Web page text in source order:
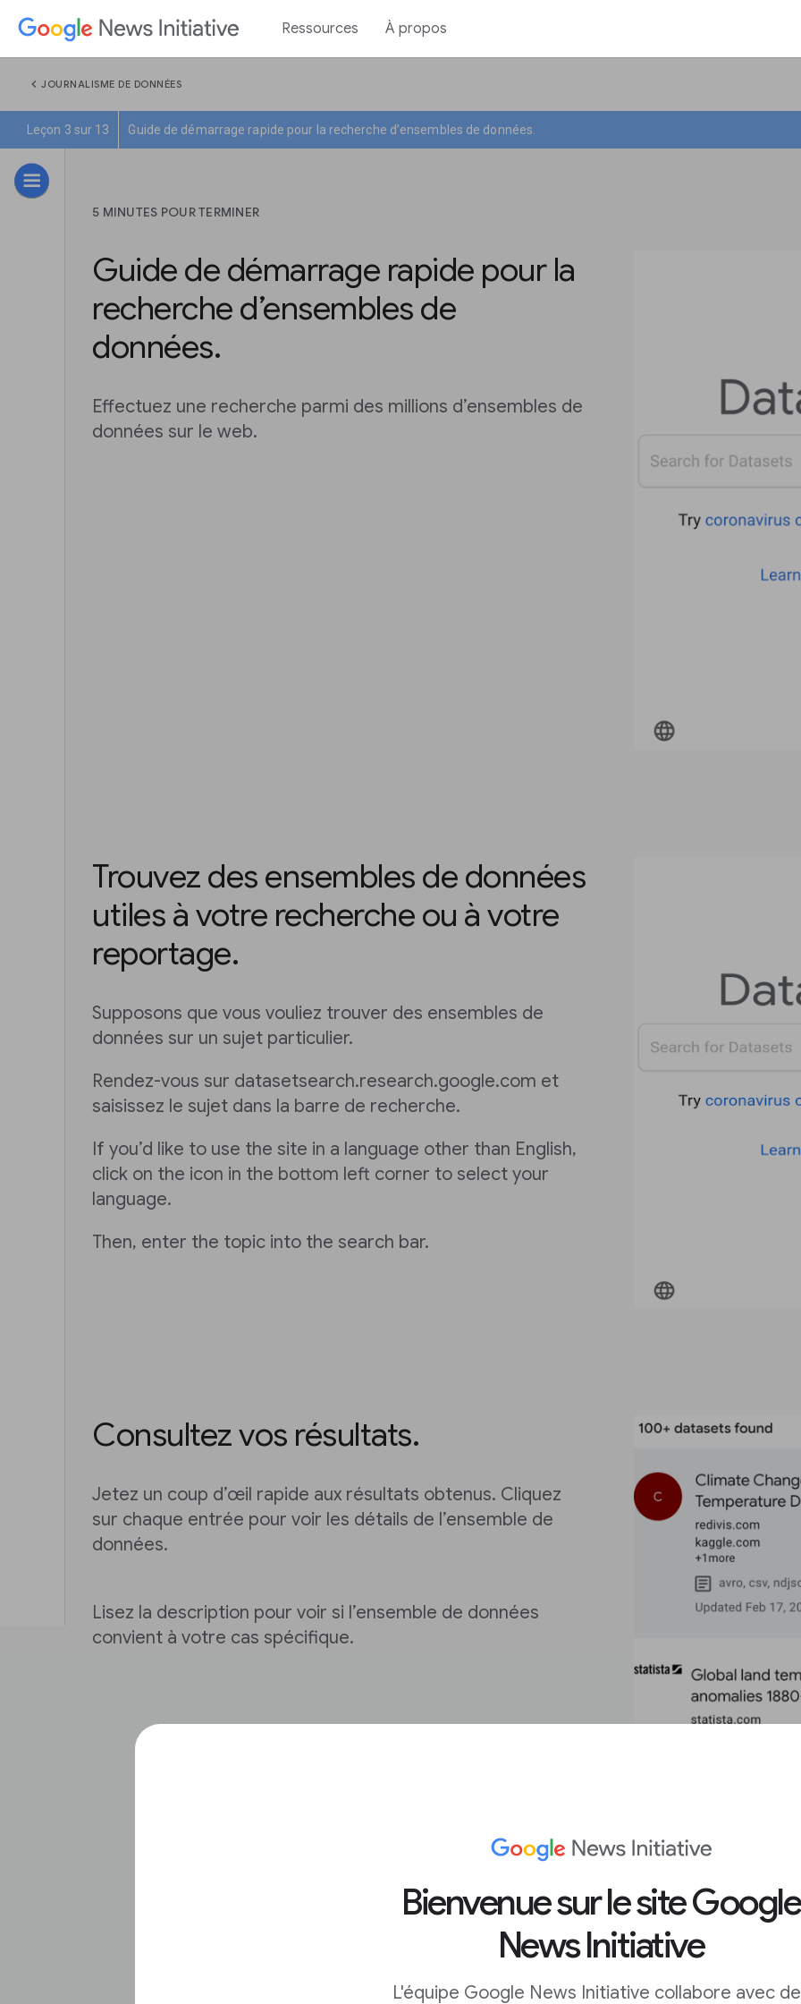
Ressources À propos
Bienvenue sur le site Google
News Initiative
L'équipe Google News Initiative collabore avec
chevron_left JOURNALISME DE DONNÉES
Leçon 3 sur 13 Guide de démarrage rapide pour la recherche d’ensembles de données.
5 MINUTES POUR TERMINER
Guide de démarrage rapide pour la
recherche d’ensembles de
données.
Effectuez une recherche parmi des millions d’ensembles de
données sur le web.
Trouvez des ensembles de données
utiles à votre recherche ou à votre
reportage.
Supposons que vous vouliez trouver des ensembles de
données sur un sujet particulier.
Rendez-vous sur datasetsearch.research.google.com et
saisissez le sujet dans la barre de recherche.
If you’d like to use the site in a language other than English,
click on the icon in the bottom left corner to select your
language.
Then, enter the topic into the search bar.
Consultez vos résultats.
Jetez un coup d’œil rapide aux résultats obtenus. Cliquez
sur chaque entrée pour voir les détails de l’ensemble de
données.
Lisez la description pour voir si l’ensemble de données
convient à votre cas spécifique.